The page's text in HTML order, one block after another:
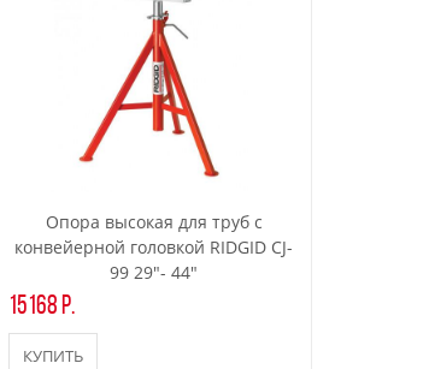
Опора высокая для труб с
конвейерной головкой RIDGID CJ-
99 29"- 44"
15168 р.
КУПИТЬ